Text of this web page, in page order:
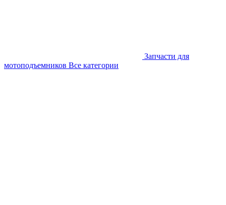
Запчасти для
мотоподъемников Все категории